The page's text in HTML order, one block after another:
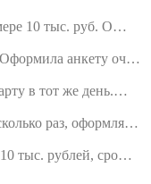
10 тыс. руб. О…
Оформила анкету оч…
в тот же день.…
раз, оформля…
тыс. рублей, сро…